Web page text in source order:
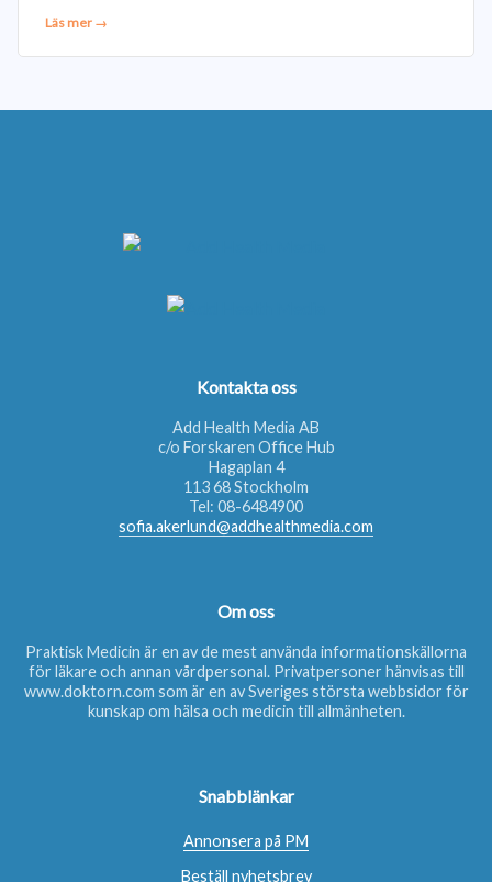
Läs mer →
Kontakta oss
Add Health Media AB
c/o Forskaren Office Hub
Hagaplan 4
113 68 Stockholm
Tel: 08-6484900
sofia.akerlund@addhealthmedia.com
Om oss
Praktisk Medicin är en av de mest använda informationskällorna
för läkare och annan vårdpersonal. Privatpersoner hänvisas till
www.doktorn.com som är en av Sveriges största webbsidor för
kunskap om hälsa och medicin till allmänheten.
Snabblänkar
Annonsera på PM
Beställ nyhetsbrev